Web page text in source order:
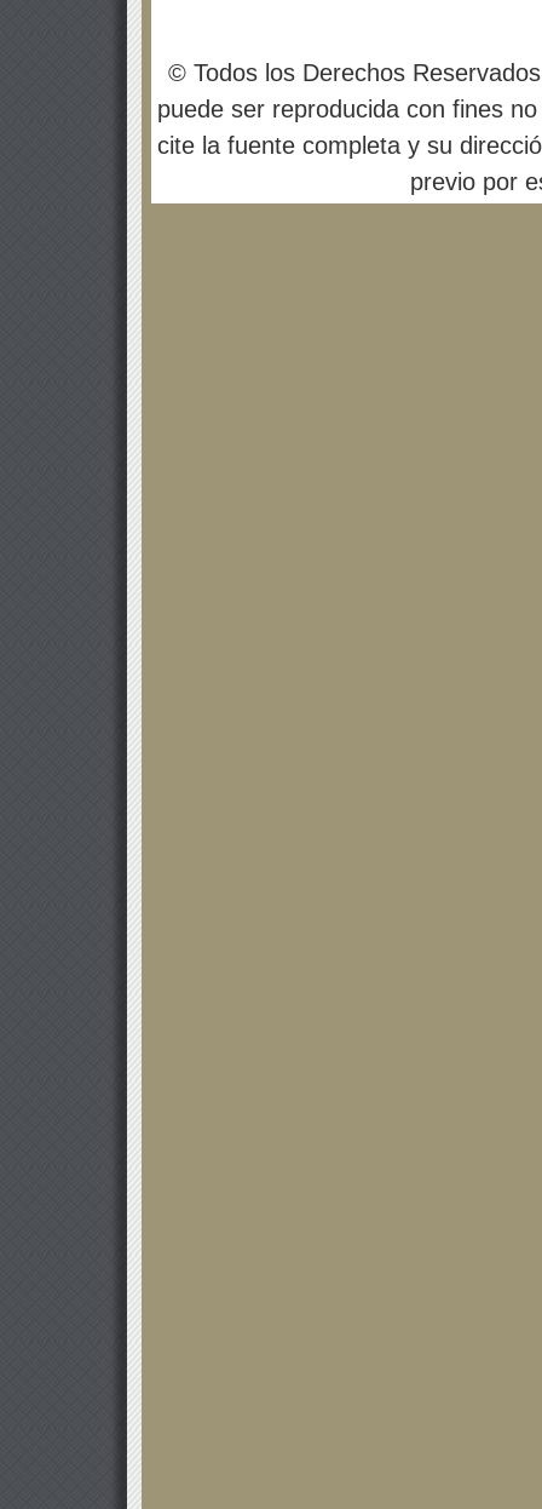
© Todos los Derechos
puede ser reproducida con fines
cite la fuente completa y su
previo por